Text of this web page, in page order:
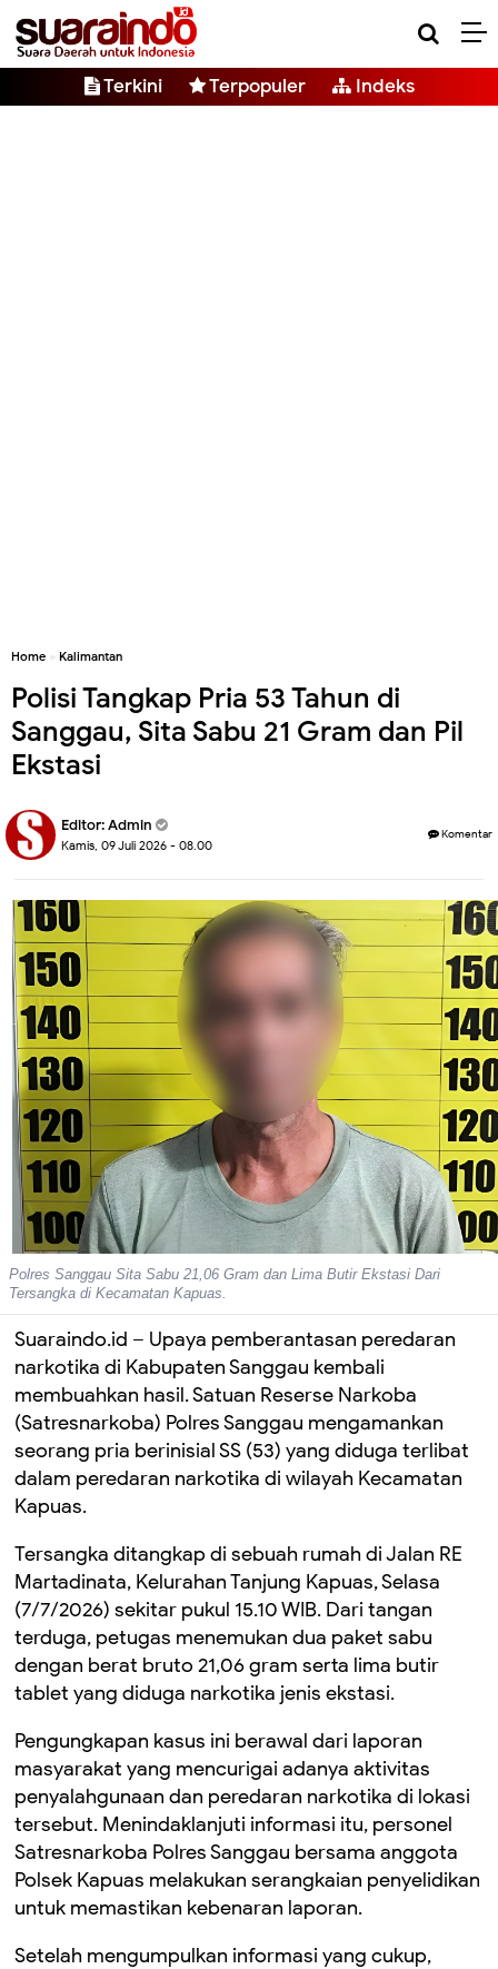
Terkini Terpopuler Indeks
Home » Kalimantan
Polisi Tangkap Pria 53 Tahun di
Sanggau, Sita Sabu 21 Gram dan Pil
Ekstasi
Editor:Admin
Kamis, 09 Juli 2026 - 08.00
Komentar
Polres Sanggau Sita Sabu 21,06 Gram dan Lima Butir Ekstasi Dari
Tersangka di Kecamatan Kapuas.
Suaraindo.id – Upaya pemberantasan peredaran
narkotika di Kabupaten Sanggau kembali
membuahkan hasil. Satuan Reserse Narkoba
(Satresnarkoba) Polres Sanggau mengamankan
seorang pria berinisial SS (53) yang diduga terlibat
dalam peredaran narkotika di wilayah Kecamatan
Kapuas.
Tersangka ditangkap di sebuah rumah di Jalan RE
Martadinata, Kelurahan Tanjung Kapuas, Selasa
(7/7/2026) sekitar pukul 15.10 WIB. Dari tangan
terduga, petugas menemukan dua paket sabu
dengan berat bruto 21,06 gram serta lima butir
tablet yang diduga narkotika jenis ekstasi.
Pengungkapan kasus ini berawal dari laporan
masyarakat yang mencurigai adanya aktivitas
penyalahgunaan dan peredaran narkotika di lokasi
tersebut. Menindaklanjuti informasi itu, personel
Satresnarkoba Polres Sanggau bersama anggota
Polsek Kapuas melakukan serangkaian penyelidikan
untuk memastikan kebenaran laporan.
Setelah mengumpulkan informasi yang cukup,